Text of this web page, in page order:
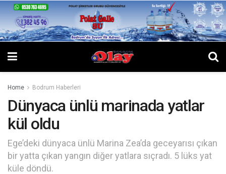
Home Bodrum Haberleri
Dünyaca ünlü marinada yatlar
kül oldu
Ege’deki dünyaca ünlü Marina Zea’da geceyarısı çıkan
bir yatta çıkan yangın diğer yatlara sıçradı. 5 lüks yat
küle döndü.